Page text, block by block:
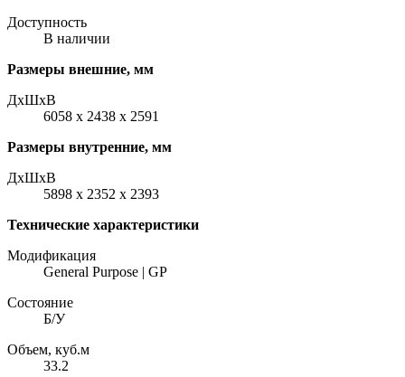
Доступность
В наличии
Размеры внешние, мм
ДxШxВ
6058 x 2438 x 2591
Размеры внутренние, мм
ДxШxВ
5898 x 2352 x 2393
Технические характеристики
Модификация
General Purpose | GP
Состояние
Б/У
Объем, куб.м
33.2